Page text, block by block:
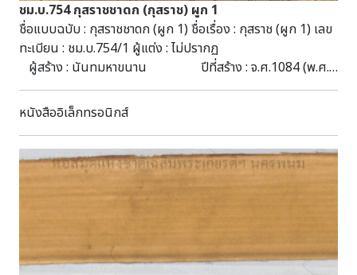
ชม.บ.754 กุสราชชาดก (กุสราช) ผูก 1
ชื่อแบบฉบับ : กุสราชชาดก (ผูก 1) ชื่อเรื่อง : กุสราช (ผูก 1) เลข
ทะเบียน : ชม.บ.754/1 ผู้แต่ง : ไม่ปรากฏ
ผู้สร้าง : นันทมหาขนาน ปีที่สร้าง : จ.ศ.1084 (พ.ศ.
2265) จำนวน : 1 คัมภีร์ 2 ผูก (หอสมุดแห่งชาติฯ เชียงใหม่ มี
ผูก 1, 2) จำนวนบรรทัด : 5 บรรทัด
ภาษา : บาลี-ไทยล้านนา เส้น : จาร ฉบับ : ล่อง
ชาด ไม้ประกับ : ไม่มี
ประเภทเอกสารโบราณ : คัมภีร์ใบลาน ประวัติ : นันทมหาขนาน
สร้าง จ.ศ.1084 (พ.ศ.2265) ได้มาจากพิพิธภัณฑสถานแห่งชาติ
เชียงใหม่ เมื่อวันที่ 24 กรกฏาคม 2531 โครงการ : พัฒนาระบบ
ปี พ.ศ. 2568
หนังสืออิเล็กทรอนิกส์